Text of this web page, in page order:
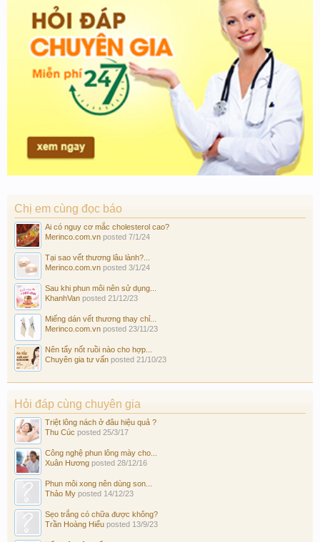
Chị em cùng đọc báo
Ai có nguy cơ mắc cholesterol cao?
Merinco.com.vn posted 7/1/24
Tại sao vết thương lâu lành?...
Merinco.com.vn posted 3/1/24
Sau khi phun môi nên sử dụng...
KhanhVan posted 21/12/23
Miếng dán vết thương thay chỉ...
Merinco.com.vn posted 23/11/23
Nên tẩy nốt ruồi nào cho hợp...
Chuyên gia tư vấn posted 21/10/23
Hỏi đáp cùng chuyên gia
Triệt lông nách ở đâu hiệu quả ?
Thu Cúc posted 25/3/17
Công nghệ phun lông mày cho...
Xuân Hương posted 28/12/16
Phun môi xong nên dùng son...
Thảo My posted 14/12/23
Sẹo trắng có chữa được không?
Trần Hoàng Hiếu posted 13/9/23